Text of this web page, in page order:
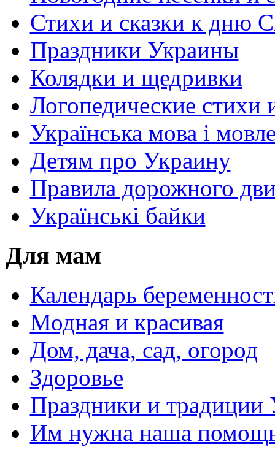
Стихи и сказки к дню
Праздники Украины
Колядки и щедривки
Логопедические стихи
Українська мова і
Детям про Украину
Правила дорожного
Українські байки
Для мам
Календарь
Модная и красивая
Дом, дача, сад, огород
Здоровье
Праздники и традиции
Им нужна наша